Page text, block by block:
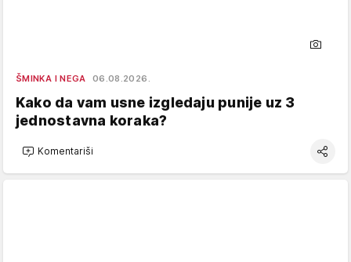
ŠMINKA I NEGA 06.08.2026.
Kako da vam usne izgledaju punije uz 3
jednostavna koraka?
Komentariši